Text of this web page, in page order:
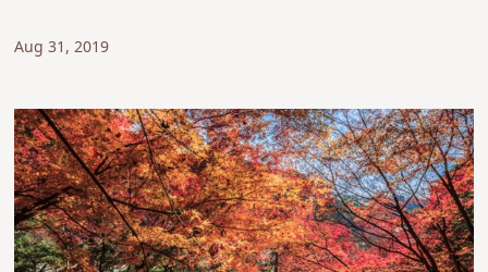
Aug 31, 2019